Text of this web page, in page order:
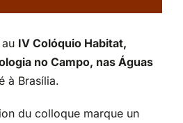
IV Colóquio Habitat,
no Campo, nas Águas
à Brasília.
du colloque marque un